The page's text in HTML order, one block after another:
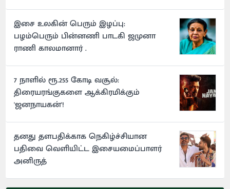
இசை உலகின் பெரும் இழப்பு:
பழம்பெரும் பின்னணி பாடகி ஜமுனா
ராணி காலமானார் .
7 நாளில் ரூ.255 கோடி வசூல்:
திரையரங்குகளை ஆக்கிரமிக்கும்
'ஜனநாயகன்'!
தனது தளபதிக்காக நெகிழ்ச்சியான
பதிவை வெளியிட்ட இசையமைப்பாளர்
அனிருத்